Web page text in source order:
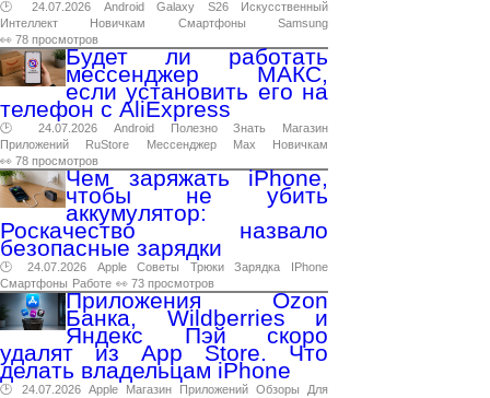
🕑 24.07.2026 Android Galaxy S26
Искусственный
Интеллект
Новичкам Смартфоны
Samsung
👀 78 просмотров
Будет ли работать
мессенджер МАКС,
если установить его на
телефон с AliExpress
🕑 24.07.2026 Android Полезно Знать
Магазин
Приложений
RuStore Мессенджер Max
Новичкам
👀 78 просмотров
Чем заряжать iPhone,
чтобы не убить
аккумулятор:
Роскачество назвало
безопасные зарядки
🕑 24.07.2026 Apple Советы Трюки Зарядка
IPhone
Смартфоны Работе 👀 73 просмотров
Приложения Ozon
Банка, Wildberries и
Яндекс Пэй скоро
удалят из App Store. Что
делать владельцам iPhone
🕑 24.07.2026 Apple Магазин Приложений Обзоры
Для